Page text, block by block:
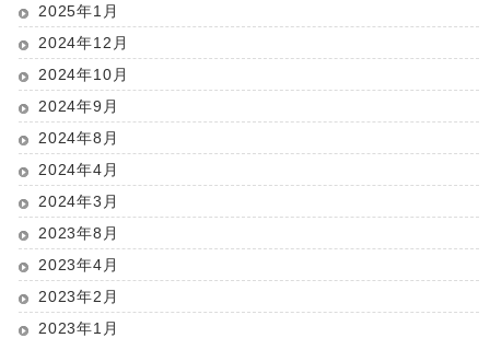
2025年1月
2024年12月
2024年10月
2024年9月
2024年8月
2024年4月
2024年3月
2023年8月
2023年4月
2023年2月
2023年1月